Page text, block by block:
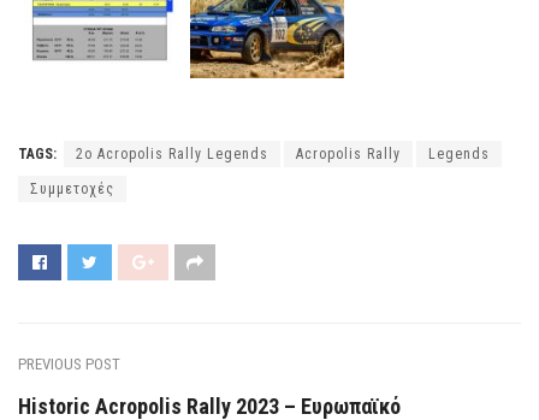
TAGS: 2o Acropolis Rally Legends Acropolis Rally Legends
Συμμετοχές
PREVIOUS POST
Historic Acropolis Rally 2023 – Ευρωπαϊκό